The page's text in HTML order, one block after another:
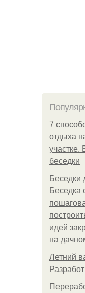
7
отдыха
беседки
Беседки
Беседка
идей
на
Летний